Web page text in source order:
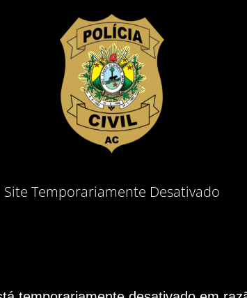
Site Temporariamente Desativado